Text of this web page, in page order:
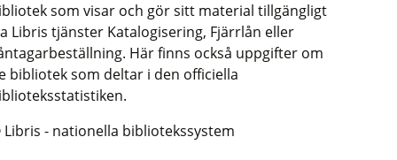
som visar och gör sitt material tillgängligt
Libris tjänster Katalogisering, Fjärrlån eller
Här finns också uppgifter om
bibliotek som deltar i den officiella
- nationella bibliotekssystem